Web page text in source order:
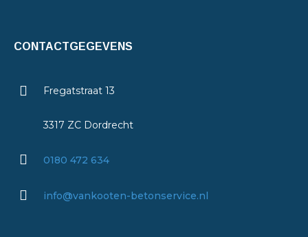
CONTACTGEGEVENS
Fregatstraat 13
3317 ZC Dordrecht
0180 472 634
info@vankooten-betonservice.nl